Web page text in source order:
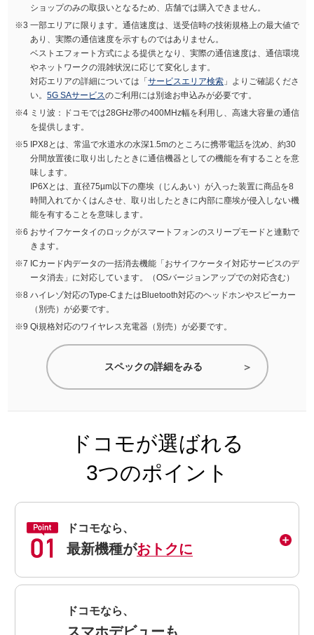
ショップのみの取扱いとなるため、店舗では購入できません。
一部エリアに限ります。通信速度は、送受信時の技術規格上の最大値で
あり、実際の通信速度を示すものではありません。
ベストエフォート方式による提供となり、実際の通信速度は、通信環境
やネットワークの混雑状況に応じて変化します。
対応エリアの詳細については「 サービスエリア検索 」よりご確認くださ
い。 5G SAサービスのご利用には別途お申込みが必要です。
ミリ波：ドコモでは28GHz帯の400MHz幅を利用し、高速大容量の通信
を提供します。
IPX8とは、常温で水道水の水深1.5mのところに携帯電話を沈め、約30
分間放置後に取り出したときに通信機器としての機能を有することを意
味します。
IP6Xとは、直径75µm以下の塵埃（じんあい）が入った装置に商品を8
時間入れてかくはんさせ、取り出したときに内部に塵埃が侵入しない機
能を有することを意味します。
おサイフケータイのロックがスマートフォンのスリープモードと連動で
きます。
ICカード内データの一括消去機能「おサイフケータイ対応サービスのデ
ータ消去」に対応しています。（OSバージョンアップでの対応含む）
ハイレゾ対応のType-CまたはBluetooth対応のヘッドホンやスピーカー
（別売）が必要です。
Qi規格対応のワイヤレス充電器（別売）が必要です。
スペックの詳細をみる
ドコモが選ばれる
3つのポイント
ドコモなら、
最新機種がおトクに
ドコモなら、
スマホデビューも